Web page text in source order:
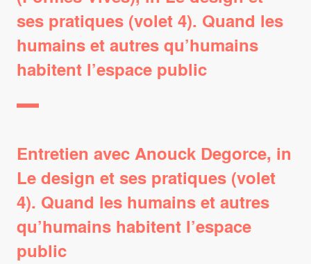
ses pratiques (volet 4). Quand les
humains et autres qu’humains
habitent l’espace public
Entretien avec Anouck Degorce, in
Le design et ses pratiques (volet
4). Quand les humains et autres
qu’humains habitent l’espace
public